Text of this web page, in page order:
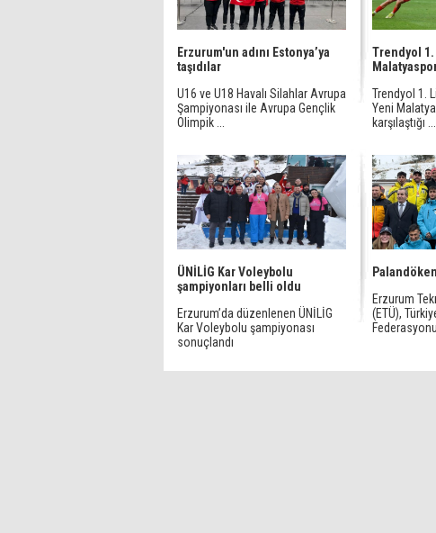
Erzurum'un adını Estonya’ya
taşıdılar
U16 ve U18 Havalı Silahlar Avrupa
Şampiyonası ile Avrupa Gençlik
Olimpik ...
Trendyol
Trendyol 1.
Yeni
karşılaştığı ...
ÜNİLİG Kar Voleybolu
şampiyonları belli oldu
Erzurum’da düzenlenen ÜNİLİG
Kar Voleybolu şampiyonası
sonuçlandı
Erzurum
(ETÜ),
Federasyonu